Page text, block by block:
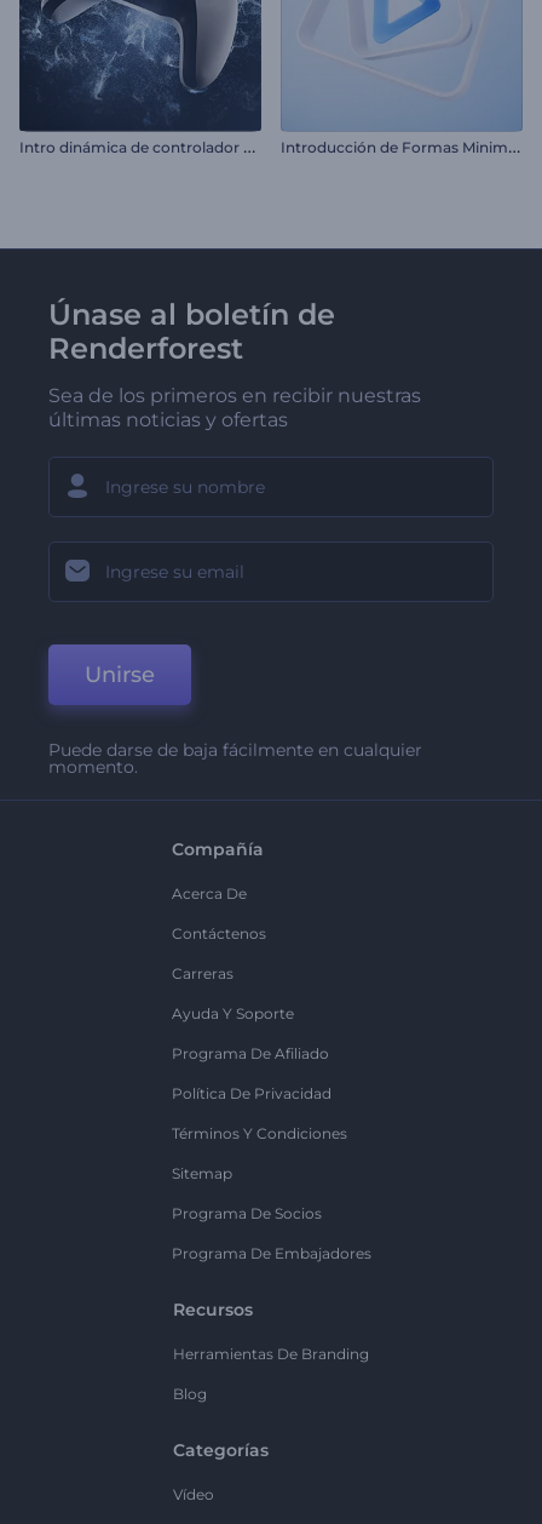
I
ntro dinámica de controlador de videojuegos I
ntroducción de Formas Minimalistas
Únase al boletín de
Renderforest
Sea de los primeros en recibir nuestras
últimas noticias y ofertas
Unirse
Puede darse de baja fácilmente en cualquier
momento.
Compañía
Acerca De
Contáctenos
Carreras
Ayuda Y Soporte
Programa De Afiliado
Política De Privacidad
Términos Y Condiciones
Sitemap
Programa De Socios
Programa De Embajadores
Recursos
Herramientas De Branding
Blog
Categorías
Vídeo